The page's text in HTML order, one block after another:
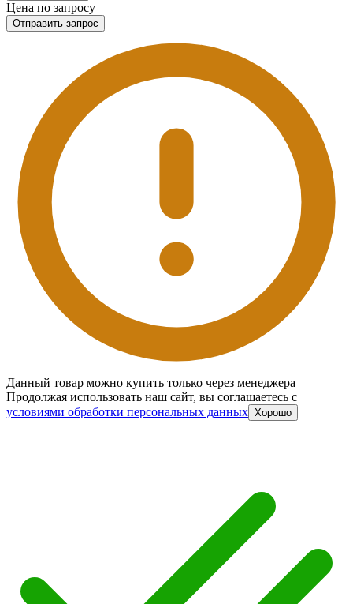
Цена по запросу
Отправить запрос
Данный товар можно купить только через менеджера
Продолжая использовать наш сайт, вы соглашаетесь c
условиями обработки персональных данных Хорошо